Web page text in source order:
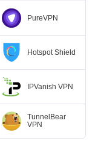
PureVPN
Hotspot Shield
IPVanish VPN
TunnelBear
VPN